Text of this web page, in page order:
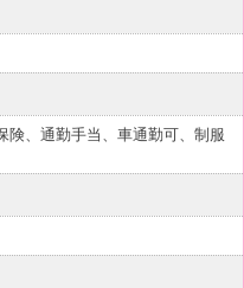
険、通勤手当、車通勤可、制服